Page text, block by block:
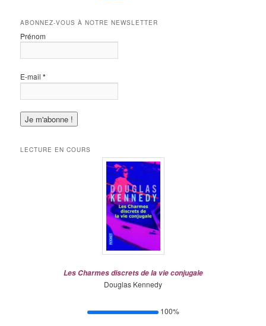
ABONNEZ-VOUS À NOTRE NEWSLETTER
Prénom
E-mail*
LECTURE EN COURS
Les Charmes discrets de la vie conjugale
Douglas Kennedy
100%